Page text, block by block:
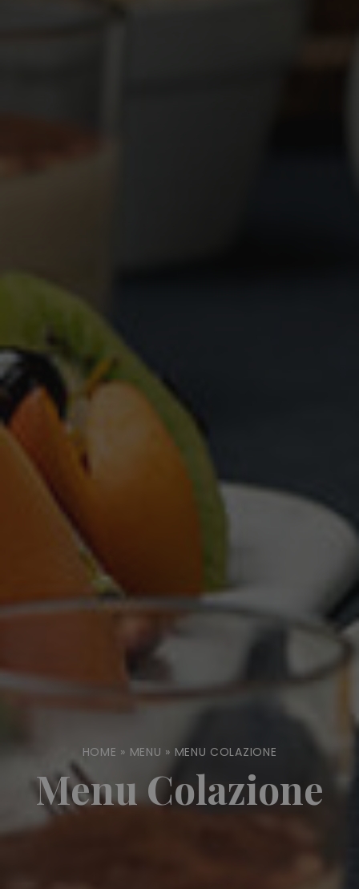
HOME » MENU » MENU COLAZIONE
Menu Colazione